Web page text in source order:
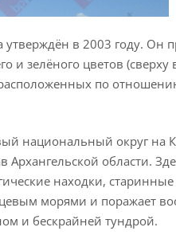
в 2003 году. Он
и зелёного цветов
по
национальный округ на
Архангельской области.
находки,
морями и поражает
и бескрайней тундрой.